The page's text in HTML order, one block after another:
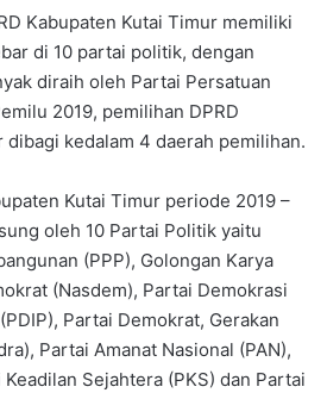
Kabupaten Kutai Timur memiliki
di 10 partai politik, dengan
diraih oleh Partai Persatuan
2019, pemilihan DPRD
dibagi kedalam 4 daerah pemilihan.
Kutai Timur periode 2019 –
oleh 10 Partai Politik yaitu
(PPP), Golongan Karya
(Nasdem), Partai Demokrasi
Partai Demokrat, Gerakan
Partai Amanat Nasional (PAN),
Sejahtera (PKS) dan Partai